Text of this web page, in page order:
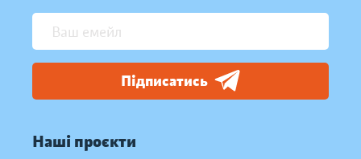
Підписатись
Наші проєкти